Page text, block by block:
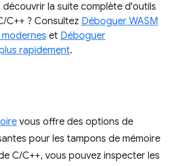
découvrir la suite complète d'outils
C++ ? Consultez Déboguer WASM
et Déboguer
rapidement.
vous offre des options de
pour les tampons de mémoire
C/C++, vous pouvez inspecter les